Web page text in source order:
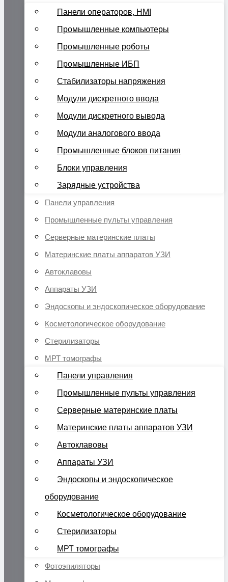
Панели операторов, HMI
Промышленные компьютеры
Промышленные роботы
Промышленные ИБП
Стабилизаторы напряжения
Модули дискретного ввода
Модули дискретного вывода
Модули аналогового ввода
Промышленные блоков питания
Блоки управления
Зарядные устройства
Панели управления
Промышленные пульты управления
Серверные материнские платы
Материнские платы аппаратов УЗИ
Автоклавовы
Аппараты УЗИ
Эндоскопы и эндоскопическое оборудование
Косметологическое оборудование
Стерилизаторы
МРТ томографы
Панели управления
Промышленные пульты управления
Серверные материнские платы
Материнские платы аппаратов УЗИ
Автоклавовы
Аппараты УЗИ
Эндоскопы и эндоскопическое
оборудование
Косметологическое оборудование
Стерилизаторы
МРТ томографы
Фотоэпиляторы